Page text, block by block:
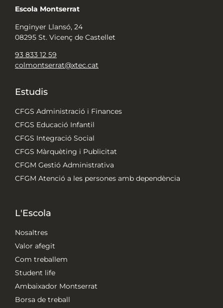
Escola Montserrat
Enginyer Llansó, 24
08295 St. Vicenç de Castellet
93 833 12 59
colmontserrat@xtec.cat
Estudis
CFGS Administració i Finances
CFGS Educació Infantil
CFGS Integració Social
CFGS Màrquèting i Publicitat
CFGM Gestió Administrativa
CFGM Atenció a les persones amb dependència
L'Escola
Nosaltres
Valor afegit
Com treballem
Student life
Ambaixador Montserrat
Borsa de treball